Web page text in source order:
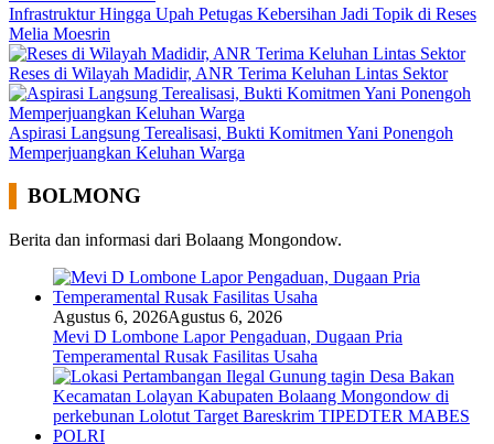
Infrastruktur Hingga Upah Petugas Kebersihan Jadi Topik di Reses
Melia Moesrin
Reses di Wilayah Madidir, ANR Terima Keluhan Lintas Sektor
Aspirasi Langsung Terealisasi, Bukti Komitmen Yani Ponengoh
Memperjuangkan Keluhan Warga
BOLMONG
Berita dan informasi dari Bolaang Mongondow.
Agustus 6, 2026Agustus 6, 2026
Mevi D Lombone Lapor Pengaduan, Dugaan Pria
Temperamental Rusak Fasilitas Usaha